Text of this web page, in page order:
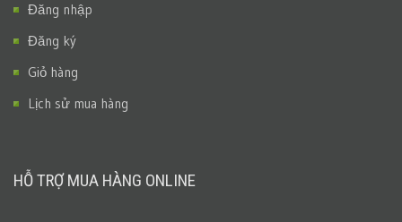
Đăng nhập
Đăng ký
Giỏ hàng
Lịch sử mua hàng
HỖ TRỢ MUA HÀNG ONLINE